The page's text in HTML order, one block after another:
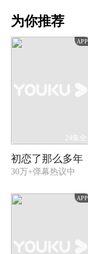
为你推荐
APP
24集全
初恋了那么多年
30万+弹幕热议中
APP